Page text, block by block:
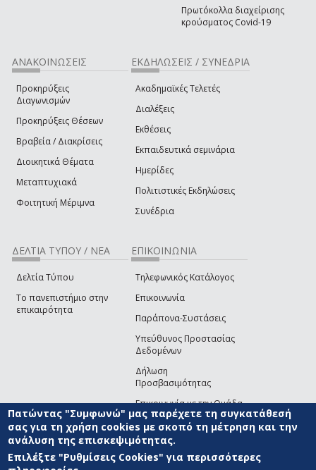
Πρωτόκολλα διαχείρισης
κρούσματος Covid-19
ΑΝΑΚΟΙΝΩΣΕΙΣ
Προκηρύξεις
Διαγωνισμών
Προκηρύξεις Θέσεων
Βραβεία / Διακρίσεις
Διοικητικά Θέματα
Μεταπτυχιακά
Φοιτητική Μέριμνα
ΕΚΔΗΛΩΣΕΙΣ / ΣΥΝΕΔΡΙΑ
Ακαδημαϊκές Τελετές
Διαλέξεις
Εκθέσεις
Εκπαιδευτικά σεμινάρια
Ημερίδες
Πολιτιστικές Εκδηλώσεις
Συνέδρια
ΔΕΛΤΙΑ ΤΥΠΟΥ / ΝΕΑ
Δελτία Τύπου
Το πανεπιστήμιο στην
επικαιρότητα
ΕΠΙΚΟΙΝΩΝΙΑ
Τηλεφωνικός Κατάλογος
Επικοινωνία
Παράπονα-Συστάσεις
Υπεύθυνος Προστασίας
Δεδομένων
Δήλωση
Προσβασιμότητας
Επικοινωνία με την Ομάδα
Ανάπτυξης του site(link sends e-mail)
© ΠΑΝΕΠΙΣΤΗΜΙΟ ΑΙΓΑΙΟΥ ΟΡΟΙ ΧΡΗΣΗΣ
ΑΝΑΠΤΥΞΗΣ
Πατώντας "Συμφωνώ" μας παρέχετε τη συγκατάθεσή
σας για τη χρήση cookies με σκοπό τη μέτρηση και την
ανάλυση της επισκεψιμότητας.
Επιλέξτε "Ρυθμίσεις Cookies" για περισσότερες